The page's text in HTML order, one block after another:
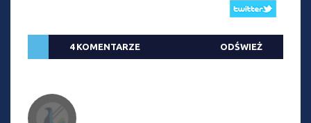
4 KOMENTARZE ODŚWIEŻ